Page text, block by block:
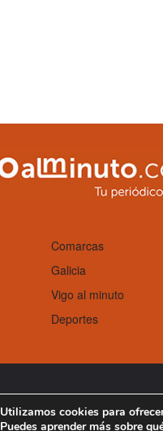
Comarcas
Galicia
Vigo al minuto
Deportes
Utilizamos cookies para
Puedes aprender más sobre